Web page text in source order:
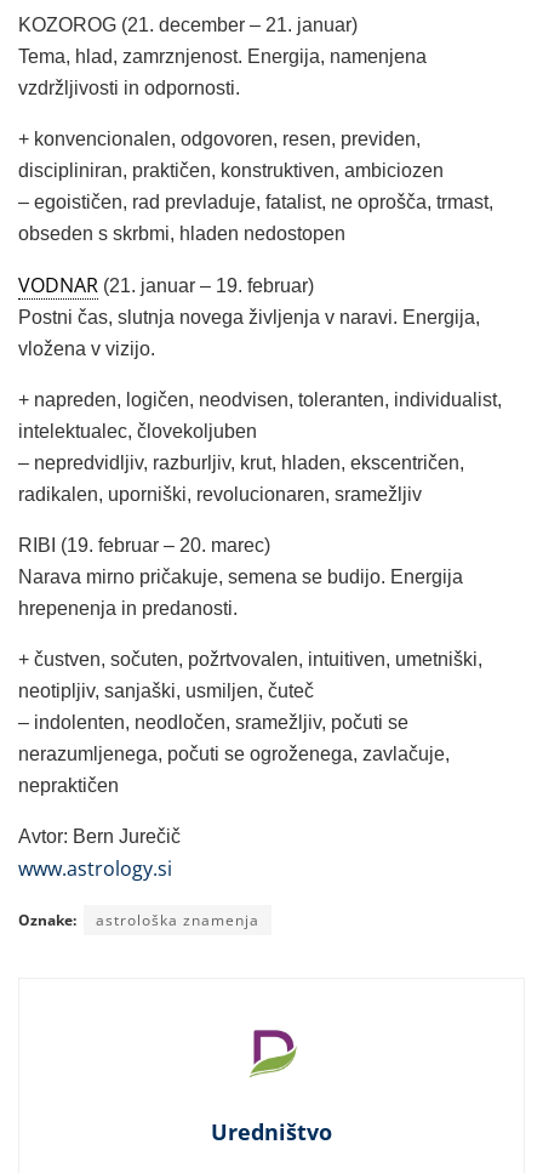
KOZOROG (21. december – 21. januar)
Tema, hlad, zamrznjenost. Energija, namenjena
vzdržljivosti in odpornosti.
+ konvencionalen, odgovoren, resen, previden,
discipliniran, praktičen, konstruktiven, ambiciozen
– egoističen, rad prevladuje, fatalist, ne oprošča, trmast,
obseden s skrbmi, hladen nedostopen
VODNAR (21. januar – 19. februar)
Postni čas, slutnja novega življenja v naravi. Energija,
vložena v vizijo.
+ napreden, logičen, neodvisen, toleranten, individualist,
intelektualec, človekoljuben
– nepredvidljiv, razburljiv, krut, hladen, ekscentričen,
radikalen, uporniški, revolucionaren, sramežljiv
RIBI (19. februar – 20. marec)
Narava mirno pričakuje, semena se budijo. Energija
hrepenenja in predanosti.
+ čustven, sočuten, požrtvovalen, intuitiven, umetniški,
neotipljiv, sanjaški, usmiljen, čuteč
– indolenten, neodločen, sramežljiv, počuti se
nerazumljenega, počuti se ogroženega, zavlačuje,
nepraktičen
Avtor: Bern Jurečič
www.astrology.si
Oznake: astrološka znamenja
Uredništvo